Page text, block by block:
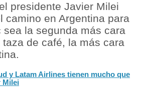
presidente Javier Milei
camino en Argentina para
sea la segunda más cara
de café, la más cara
y Latam Airlines tienen mucho que
Milei